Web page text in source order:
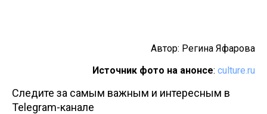
Автор: Регина Яфарова
Источник фото на анонсе: culture.ru
Следите за самым важным и интересным в
Telegram-канале